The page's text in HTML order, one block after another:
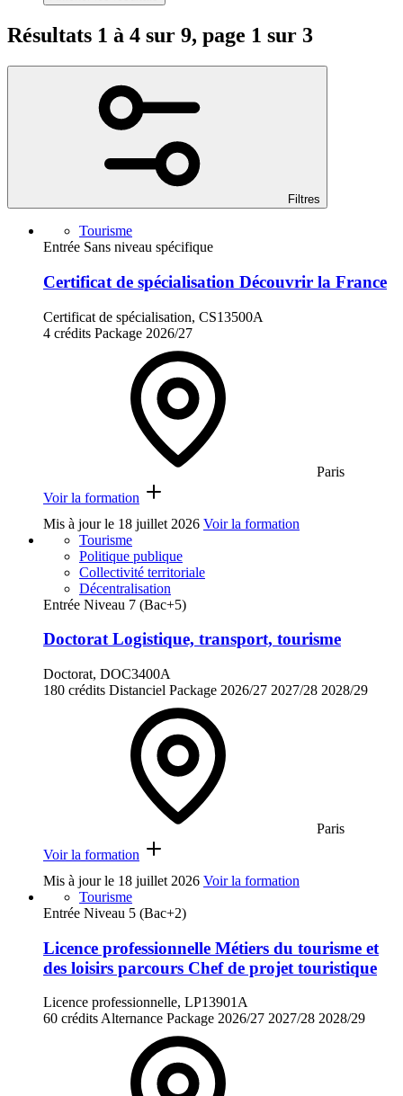
Résultats 1 à 4 sur 9, page 1 sur 3
Filtres
Tourisme
Entrée Sans niveau spécifique
Certificat de spécialisation Découvrir la France
Certificat de spécialisation, CS13500A
4 crédits Package 2026/27
Paris
Voir la formation
Mis à jour le 18 juillet 2026 Voir la formation
Tourisme
Politique publique
Collectivité territoriale
Décentralisation
Entrée Niveau 7 (Bac+5)
Doctorat Logistique, transport, tourisme
Doctorat, DOC3400A
180 crédits Distanciel Package 2026/27 2027/28 2028/29
Paris
Voir la formation
Mis à jour le 18 juillet 2026 Voir la formation
Tourisme
Entrée Niveau 5 (Bac+2)
Licence professionnelle Métiers du tourisme et
des loisirs parcours Chef de projet touristique
Licence professionnelle, LP13901A
60 crédits Alternance Package 2026/27 2027/28 2028/29